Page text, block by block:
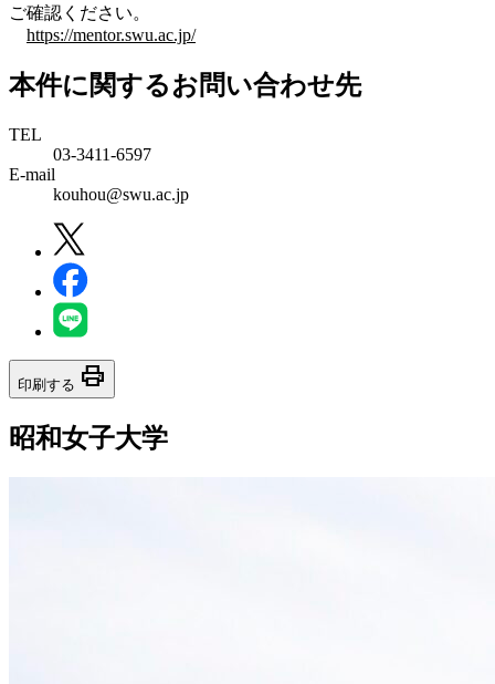
ご確認ください。
https://mentor.swu.ac.jp/
本件に関するお問い合わせ先
TEL
03-3411-6597
E-mail
kouhou@swu.ac.jp
印刷する print
昭和女子大学